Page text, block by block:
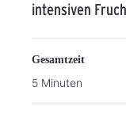
intensiven
Gesamtzeit
5 Minuten